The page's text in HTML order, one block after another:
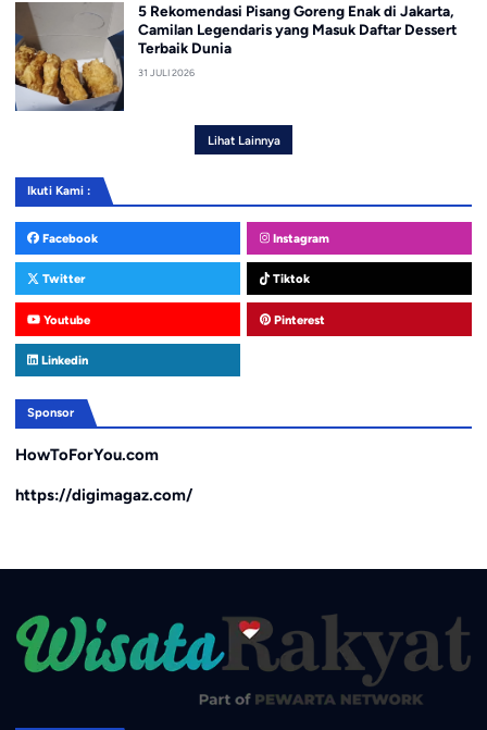
5 Rekomendasi Pisang Goreng Enak di Jakarta,
Camilan Legendaris yang Masuk Daftar Dessert
Terbaik Dunia
31 JULI 2026
Lihat Lainnya
Ikuti Kami :
Facebook Instagram
Twitter Tiktok
Youtube Pinterest
Linkedin
Sponsor
HowToForYou.com
https://digimagaz.com/